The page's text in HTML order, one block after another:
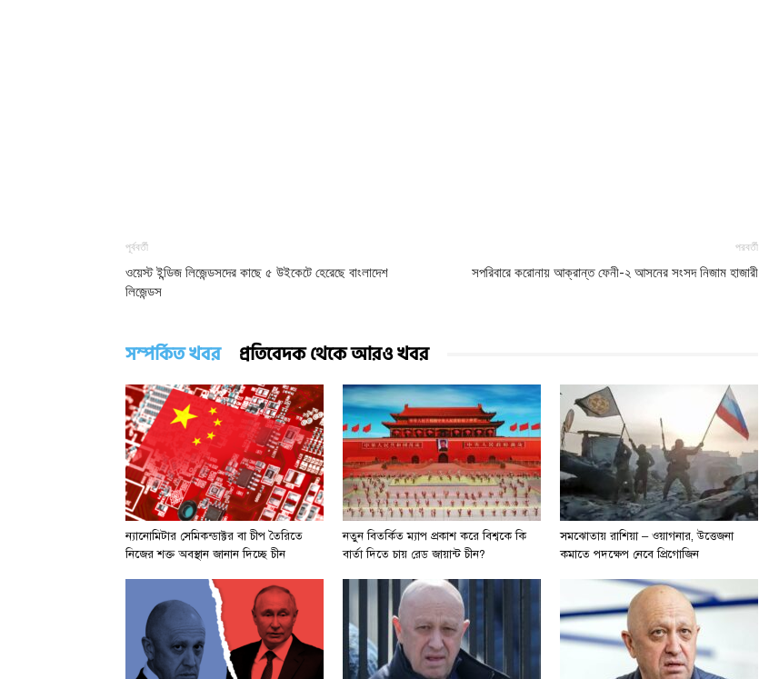
পূর্ববর্তী
ওয়েস্ট ইন্ডিজ লিজেন্ডসদের কাছে ৫ উইকেটে হেরেছে বাংলাদেশ
লিজেন্ডস
পরবর্তী
সপরিবারে করোনায় আক্রান্ত ফেনী-২ আসনের সংসদ নিজাম হাজারী
সম্পর্কিত খবর প্রতিবেদক থেকে আরও খবর
ন্যানোমিটার সেমিকন্ডাক্টর বা চীপ তৈরিতে
নিজের শক্ত অবস্থান জানান দিচ্ছে চীন
নতুন বিতর্কিত ম্যাপ প্রকাশ করে বিশ্বকে কি
বার্তা দিতে চায় রেড জায়ান্ট চীন?
সমঝোতায় রাশিয়া – ওয়াগনার, উত্তেজনা
কমাতে পদক্ষেপ নেবে প্রিগোজিন